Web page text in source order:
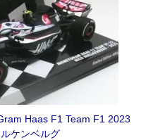
Haas F1 Team F1 2023
ケンベルグ